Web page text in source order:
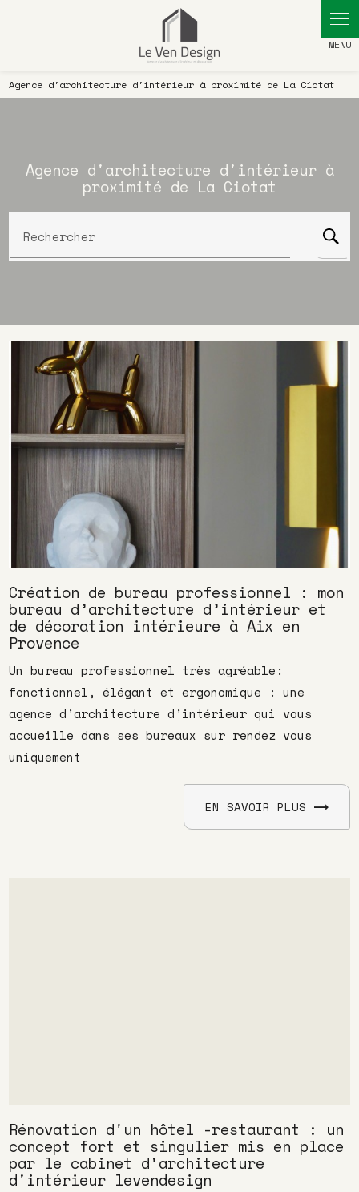
Agence d'architecture d'intérieur à proximité de La Ciotat
Agence d'architecture d'intérieur à
proximité de La Ciotat
Rechercher
Création de bureau professionnel : mon
bureau d’architecture d’intérieur et
de décoration intérieure à Aix en
Provence
Un bureau professionnel très agréable:
fonctionnel, élégant et ergonomique : une
agence d'architecture d'intérieur qui vous
accueille dans ses bureaux sur rendez vous
uniquement
EN SAVOIR PLUS
Rénovation d'un hôtel -restaurant : un
concept fort et singulier mis en place
par le cabinet d'architecture
d'intérieur levendesign